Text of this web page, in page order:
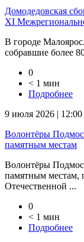
Домодедовская
XI
В городе
собравшие более
0
< 1 мин
Подробнее
9 июля 2026 | 12:00
Волонтёры
памятным местам
Волонтёры
памятным местам,
Отечественной ...
0
< 1 мин
Подробнее